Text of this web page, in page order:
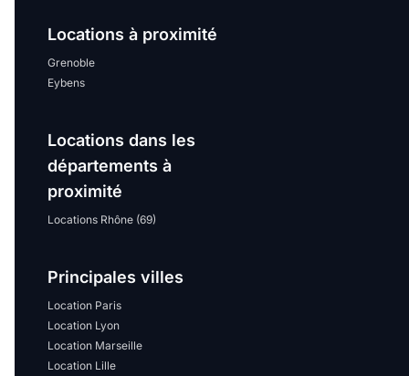
Locations à proximité
Grenoble
Eybens
Locations dans les
départements à
proximité
Locations Rhône (69)
Principales villes
Location Paris
Location Lyon
Location Marseille
Location Lille